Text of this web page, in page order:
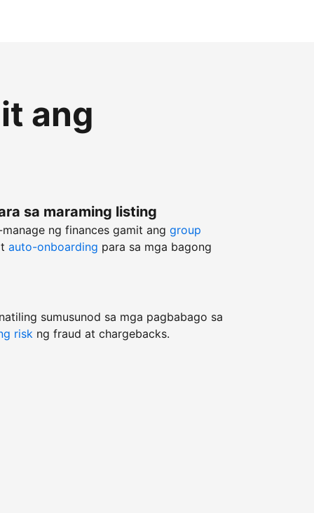
ang
sa maraming listing
ng finances gamit ang group
auto-onboarding para sa mga bagong
sumusunod sa mga pagbabago sa
risk ng fraud at chargebacks.